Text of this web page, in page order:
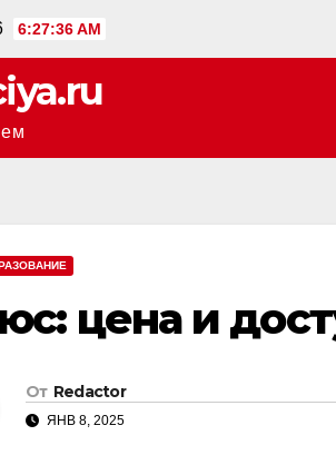
6:27:37 AM
цена и
От Redactor
ЯНВ 8, 2025